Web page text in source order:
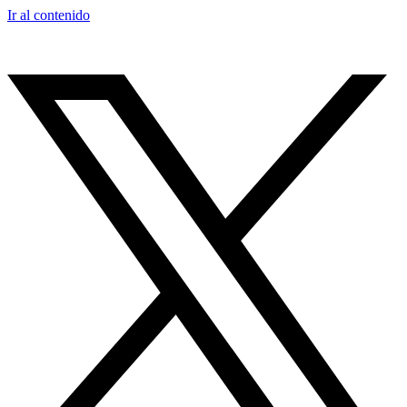
Ir al contenido